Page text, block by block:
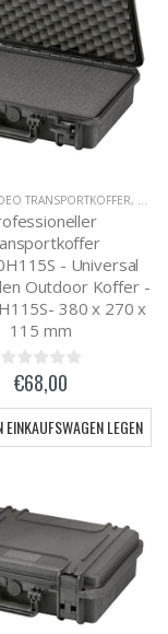
TRANSPORTKOFFER,
- Universal
Outdoor Koffer -
380 x 270 x
115 mm
€68,00
EINKAUFSWAGEN LEGEN